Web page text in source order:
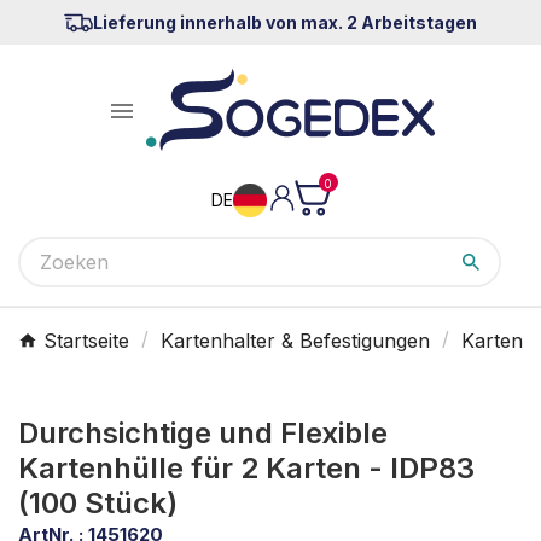
Lieferung innerhalb von max. 2 Arbeitstagen

DE
0
Startseite Kartenhalter & Befestigungen
Durchsichtige und Flexible
Kartenhülle für 2 Karten - IDP83
(100 Stück)
ArtNr. : 1451620